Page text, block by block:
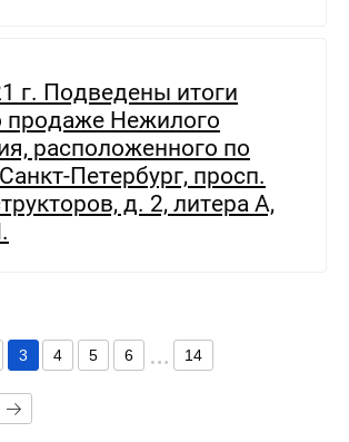
г. Подведены итоги
продаже Нежилого
расположенного по
Петербург, просп.
д. 2, литера А,
3 4 5 6 14